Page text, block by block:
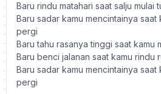
Baru rindu matahari saat salju mulai
Baru sadar kamu mencintainya saat
pergi
Baru tahu rasanya tinggi saat kamu
Baru benci jalanan saat kamu rindu
Baru sadar kamu mencintainya saat
pergi